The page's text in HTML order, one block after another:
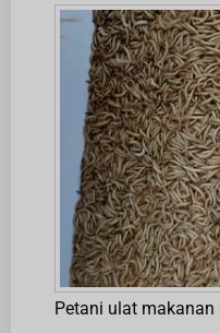
Petani ulat